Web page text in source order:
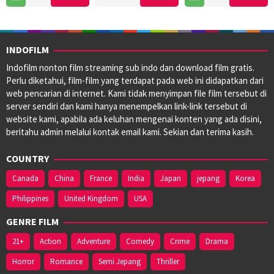
Dec
Cameron
INDOFILM
Indofilm nonton film streaming sub indo dan download film gratis.
Perlu diketahui, film-film yang terdapat pada web ini didapatkan dari
web pencarian di internet. Kami tidak menyimpan file film tersebut di
server sendiri dan kami hanya menempelkan link-link tersebut di
website kami, apabila ada keluhan mengenai konten yang ada disini,
beritahu admin melalui kontak email kami. Sekian dan terima kasih.
COUNTRY
Canada China France India Japan jepang
Korea
Philippines
United Kingdom USA
GENRE FILM
21+ Action Adventure Comedy Crime
Drama
Horror
Romance Semi Jepang Thriller